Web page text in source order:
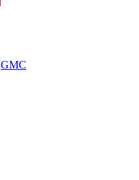
GMC